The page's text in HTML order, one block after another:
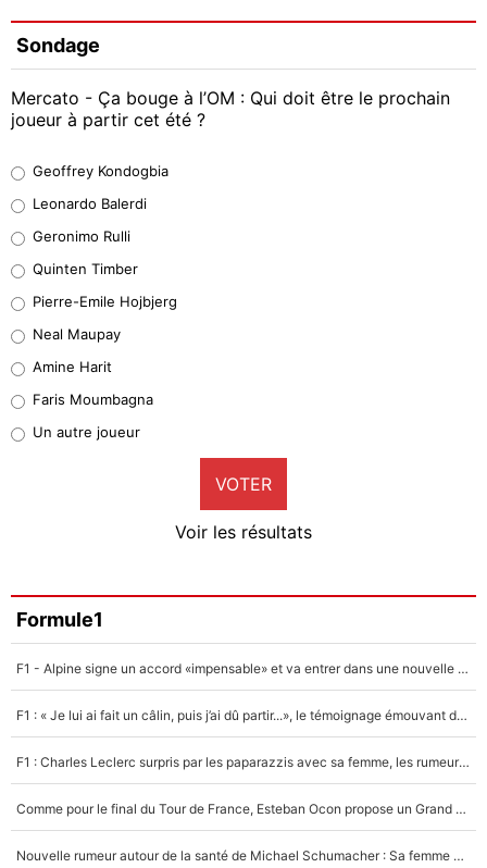
Sondage
Mercato - Ça bouge à l’OM : Qui doit être le prochain
joueur à partir cet été ?
38%
32%
5%
1%
9%
Faris Moumbagna
4%
Un autre joueur
5%
Geoffrey Kondogbia
Leonardo Balerdi
Geronimo Rulli
Quinten Timber
Pierre-Emile Hojbjerg
Neal Maupay
Amine Harit
Faris Moumbagna
Un autre joueur
VOTER
Voir les résultats
Formule1
F1 - Alpine signe un accord «impensable» et va entrer dans une nouvelle dimension : Grande nouvelle pour Pierre Gasly !
F1 : « Je lui ai fait un câlin, puis j’ai dû partir...», le témoignage émouvant de Max Verstappen sur sa fille
F1 : Charles Leclerc surpris par les paparazzis avec sa femme, les rumeurs étaient vraies !
Comme pour le final du Tour de France, Esteban Ocon propose un Grand Prix de Formule 1 à Paris : «Autour de l’Arc de Triomphe, ce serait génial» !
Nouvelle rumeur autour de la santé de Michael Schumacher : Sa femme Corinna sort du silence